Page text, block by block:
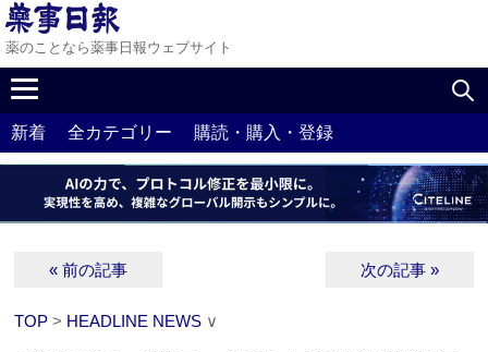
薬のことなら薬事日報ウェブサイト
新着 全カテゴリー 購読・購入・登録
« 前の記事 次の記事 »
TOP > HEADLINE NEWS ∨